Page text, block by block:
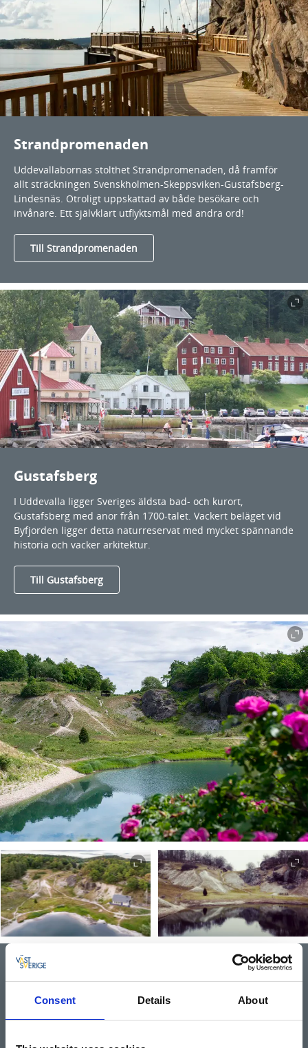
Consent Details About
Strandpromenaden
Uddevallabornas stolthet Strandpromenaden, då framför
allt sträckningen Svenskholmen-Skeppsviken-Gustafsberg-
Lindesnäs. Otroligt uppskattad av både besökare och
invånare. Ett självklart utflyktsmål med andra ord!
Till Strandpromenaden
Gustafsberg
I Uddevalla ligger Sveriges äldsta bad- och kurort,
Gustafsberg med anor från 1700-talet. Vackert beläget vid
Byfjorden ligger detta naturreservat med mycket spännande
historia och vacker arkitektur.
Till Gustafsberg
Skalbankarna
I Uddevalla finns världens största Skalbankar, ett av
Bohusläns under! Att promenera runt på skalrester från
djur som levde här för drygt 10 000 år sedan är en mäktig